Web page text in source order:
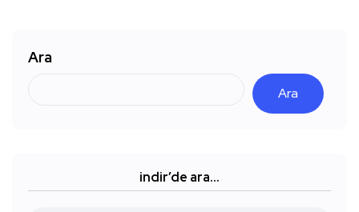
Ara
Ara
indir’de ara…